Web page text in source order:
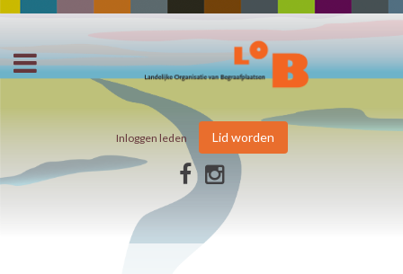
Inloggen leden Lid worden